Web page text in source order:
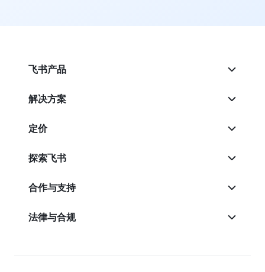
飞书产品
解决方案
定价
探索飞书
合作与支持
法律与合规